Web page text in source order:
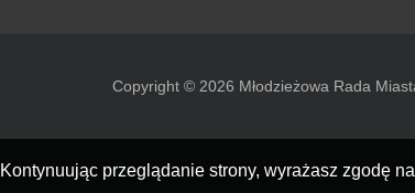
Copyright © 2026 Młodzieżowa Rada
Kontynuując przeglądanie strony, wyrażasz zgodę